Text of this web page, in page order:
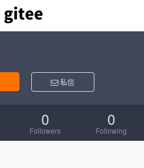
私信
0
Followers
0
Following